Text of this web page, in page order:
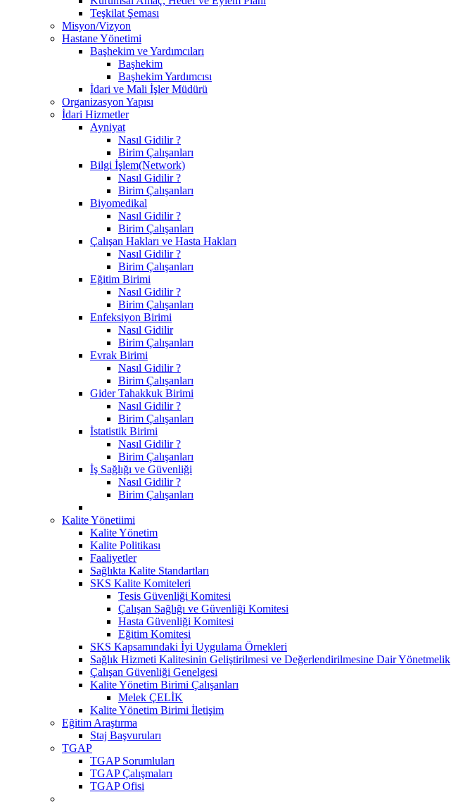
Teşkilat Şeması
Misyon/Vizyon
Hastane Yönetimi
Başhekim ve Yardımcıları
Başhekim
Başhekim Yardımcısı
İdari ve Mali İşler Müdürü
Organizasyon Yapısı
İdari Hizmetler
Ayniyat
Nasıl Gidilir ?
Birim Çalışanları
Bilgi İşlem(Network)
Nasıl Gidilir ?
Birim Çalışanları
Biyomedikal
Nasıl Gidilir ?
Birim Çalışanları
Çalışan Hakları ve Hasta Hakları
Nasıl Gidilir ?
Birim Çalışanları
Eğitim Birimi
Nasıl Gidilir ?
Birim Çalışanları
Enfeksiyon Birimi
Nasıl Gidilir
Birim Çalışanları
Evrak Birimi
Nasıl Gidilir ?
Birim Çalışanları
Gider Tahakkuk Birimi
Nasıl Gidilir ?
Birim Çalışanları
İstatistik Birimi
Nasıl Gidilir ?
Birim Çalışanları
İş Sağlığı ve Güvenliği
Nasıl Gidilir ?
Birim Çalışanları
Kalite Yönetiimi
Kalite Yönetim
Kalite Politikası
Faaliyetler
Sağlıkta Kalite Standartları
SKS Kalite Komiteleri
Tesis Güvenliği Komitesi
Çalışan Sağlığı ve Güvenliği Komitesi
Hasta Güvenliği Komitesi
Eğitim Komitesi
SKS Kapsamındaki İyi Uygulama Örnekleri
Sağlık Hizmeti Kalitesinin Geliştirilmesi ve Değerlendirilmesine Dair Yönetmelik
Çalışan Güvenliği Genelgesi
Kalite Yönetim Birimi Çalışanları
Melek ÇELİK
Kalite Yönetim Birimi İletişim
Eğitim Araştırma
Staj Başvuruları
TGAP
TGAP Sorumluları
TGAP Çalışmaları
TGAP Ofisi